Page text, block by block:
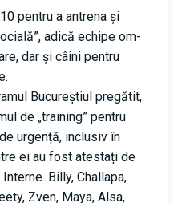
pentru a antrena și
adică echipe om-
dar și câini pentru
Bucureștiul pregătit,
de „training” pentru
urgență, inclusiv în
ei au fost atestați de
Billy, Challapa,
Zven, Maya, Alsa,